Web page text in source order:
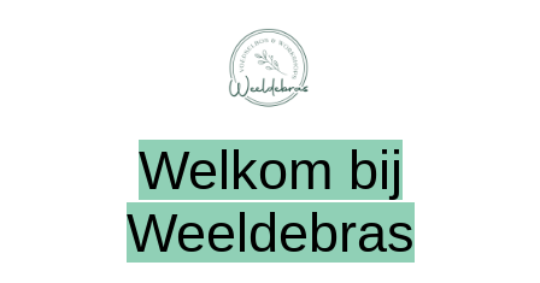
Welkom bij
Weeldebras